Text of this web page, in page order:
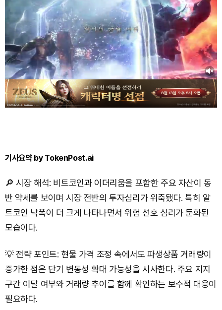
기사요약 by TokenPost.ai
🔎 시장 해석: 비트코인과 이더리움을 포함한 주요 자산이 동
반 약세를 보이며 시장 전반의 투자심리가 위축됐다. 특히 알
트코인 낙폭이 더 크게 나타나면서 위험 선호 심리가 둔화된
모습이다.
💡 전략 포인트: 현물 가격 조정 속에서도 파생상품 거래량이
증가한 점은 단기 변동성 확대 가능성을 시사한다. 주요 지지
구간 이탈 여부와 거래량 추이를 함께 확인하는 보수적 대응이
필요하다.